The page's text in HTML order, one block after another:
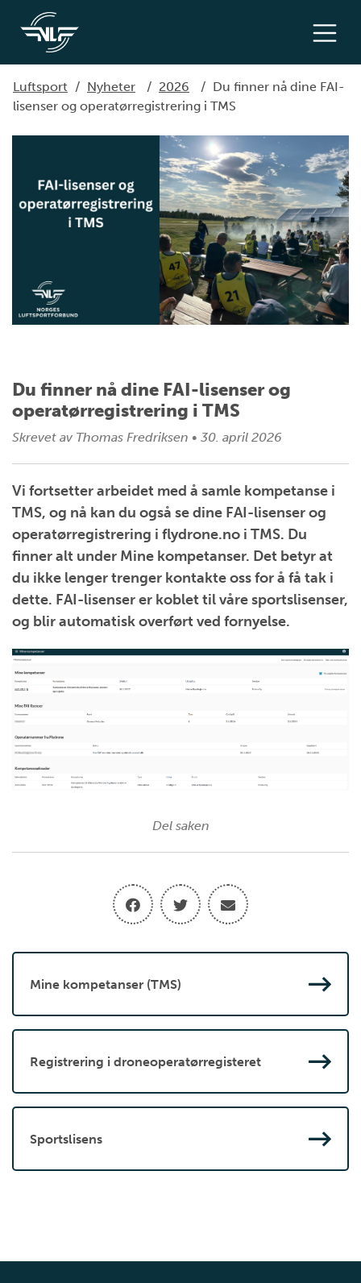
Luftsport / Nyheter / 2026 / Du finner nå dine FAI-
lisenser og operatørregistrering i TMS
Du finner nå dine FAI-lisenser og
operatørregistrering i TMS
Skrevet av Thomas Fredriksen • 30. april 2026
Vi fortsetter arbeidet med å samle kompetanse i
TMS, og nå kan du også se dine FAI-lisenser og
operatørregistrering i flydrone.no i TMS. Du
finner alt under Mine kompetanser. Det betyr at
du ikke lenger trenger kontakte oss for å få tak i
dette. FAI-lisenser er koblet til våre sportslisenser,
og blir automatisk overført ved fornyelse.
Del saken
Mine kompetanser (TMS)
Registrering i droneoperatørregisteret
Sportslisens